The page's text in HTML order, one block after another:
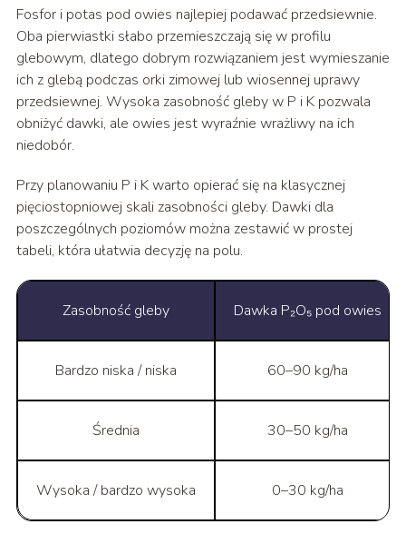
Fosfor i potas pod owies najlepiej podawać przedsiewnie.
Oba pierwiastki słabo przemieszczają się w profilu
glebowym, dlatego dobrym rozwiązaniem jest wymieszanie
ich z glebą podczas orki zimowej lub wiosennej uprawy
przedsiewnej. Wysoka zasobność gleby w P i K pozwala
obniżyć dawki, ale owies jest wyraźnie wrażliwy na ich
niedobór.
Przy planowaniu P i K warto opierać się na klasycznej
pięciostopniowej skali zasobności gleby. Dawki dla
poszczególnych poziomów można zestawić w prostej
tabeli, która ułatwia decyzję na polu.
Zasobność gleby Dawka P₂O₅ pod owies
Bardzo niska / niska 60–90 kg/ha
Średnia 30–50 kg/ha
Wysoka / bardzo wysoka 0–30 kg/ha